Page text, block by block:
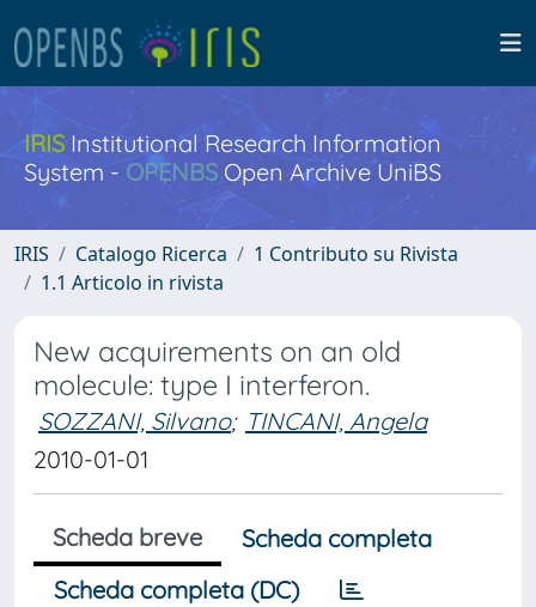
IRISInstitutional Research Information
System - OPENBS Open Archive UniBS
IRIS Catalogo Ricerca
1 Contributo su Rivista
1.1 Articolo in rivista
New acquirements on an old
molecule: type I interferon.
SOZZANI, Silvano; TINCANI, Angela
2010-01-01
Scheda breve
Scheda completa
Scheda completa (DC)